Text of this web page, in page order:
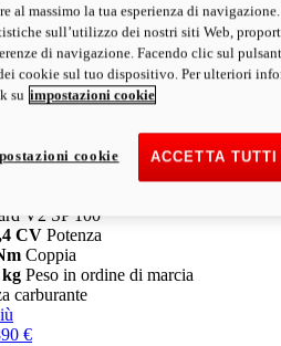
V2 SP
CVPotenza
Coppia
kgPeso in ordine di marcia
carburante
35 kW: 18.890 € i
scopri di più
V2 SP 100
CV Potenza
Coppia
kg Peso in ordine di marcia
carburante
€
al massimo la tua esperienza di
sull’utilizzo dei nostri siti Web,
di navigazione. Facendo clic sul
cookie sul tuo dispositivo. Per ulteriori
su impostazioni cookie
ACCETTA
cookie